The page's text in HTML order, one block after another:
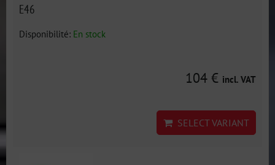
E46
Disponibilité: En stock
104 € incl. VAT
SELECT VARIANT